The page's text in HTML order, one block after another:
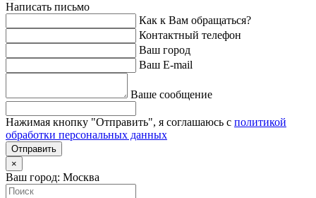
Написать письмо
Как к Вам обращаться?
Контактный телефон
Ваш город
Ваш E-mail
Ваше сообщение
Нажимая кнопку "Отправить", я соглашаюсь с политикой
обработки персональных данных
Отправить
×
Ваш город: Москва